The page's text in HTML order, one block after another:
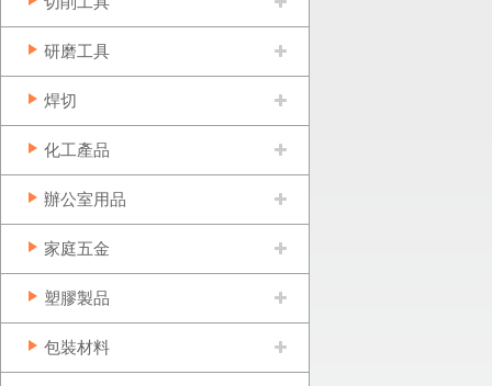
研磨工具
焊切
化工產品
辦公室用品
家庭五金
塑膠製品
包裝材料